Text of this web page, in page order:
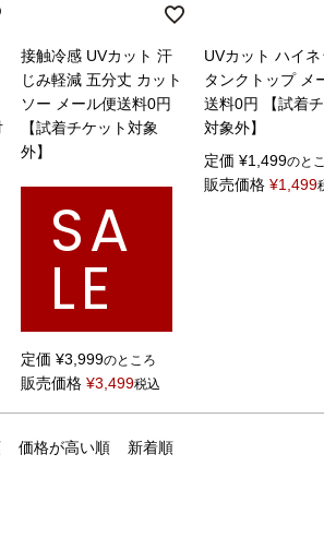
接触冷感 UVカット 汗
じみ軽減 五分丈 カット
ソー メール便送料0円
【試着チケット対象
外】
SA
LE
定価 ¥3,999のところ
販売価格 ¥3,499税込
UVカット ハイネ
タンクトップ メ
送料0円 【試着
対象外】
定価 ¥1,499のと
販売価格 ¥1,499
価格が高い順 新着順